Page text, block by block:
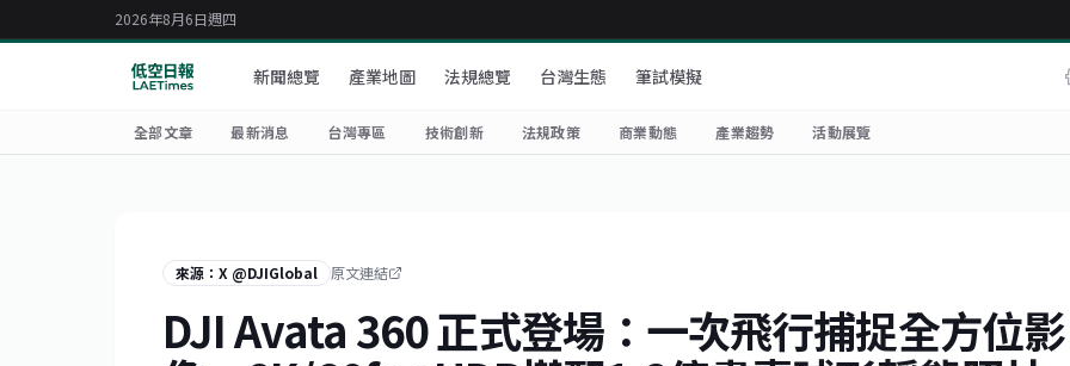
2026年8月6日週四
新聞總覽 產業地圖 法規總覽 台灣生態 筆試模擬
全部文章 最新消息 台灣專區 技術創新 法規政策 商業動態 產業趨勢 活動展覽
來源：X @DJIGlobal 原文連結
DJI Avata 360 正式登場：一次飛行捕捉全方位影